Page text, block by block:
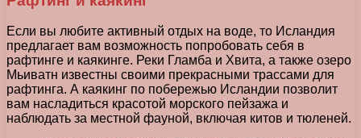
Если вы любите активный отдых на воде, то Исландия
предлагает вам возможность попробовать себя в
рафтинге и каякинге. Реки Гламба и Хвита, а также озеро
Мьиватн известны своими прекрасными трассами для
рафтинга. А каякинг по побережью Исландии позволит
вам насладиться красотой морского пейзажа и
наблюдать за местной фауной, включая китов и тюленей.